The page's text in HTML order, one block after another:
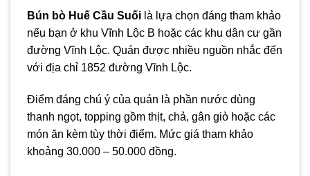
Bún bò Huế Cầu Suối là lựa chọn đáng tham khảo
nếu bạn ở khu Vĩnh Lộc B hoặc các khu dân cư gần
đường Vĩnh Lộc. Quán được nhiều nguồn nhắc đến
với địa chỉ 1852 đường Vĩnh Lộc.
Điểm đáng chú ý của quán là phần nước dùng
thanh ngọt, topping gồm thịt, chả, gân giò hoặc các
món ăn kèm tùy thời điểm. Mức giá tham khảo
khoảng 30.000 – 50.000 đồng.